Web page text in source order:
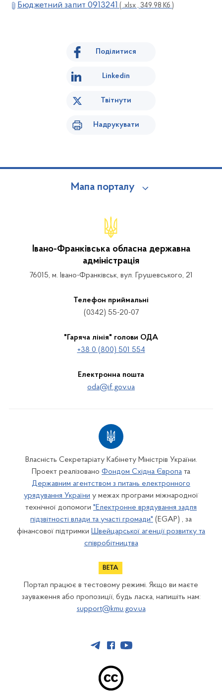
Бюджетний запит 0913241 ( .xlsx , 349.98 Кб )
Поділитися
Linkedin
Твітнути
Надрукувати
Мапа порталу
Івано-Франківська обласна державна
адміністрація
76015, м. Івано-Франківськ, вул. Грушевського, 21
Телефон приймальні
(0342) 55-20-07
"Гаряча лінія" голови ОДА
+38 0 (800) 501 554
Електронна пошта
oda@if.gov.ua
Власність Секретаріату Кабінету Міністрів України.
Проект реалізовано Фондом Східна Європа та
Державним агентством з питань електронного
урядування України у межах програми міжнародної
технічної допомоги "Електронне врядування задля
підзвітності влади та участі громади" (EGAP) , за
фінансової підтримки Швейцарської агенції розвитку та
співробітництва
Портал працює в тестовому режимі. Якщо ви маєте
зауваження або пропозиції, будь ласка, напишіть нам:
support@kmu.gov.ua